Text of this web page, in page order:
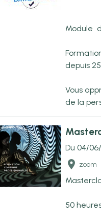
Module
depuis
Vous
de la
Du 04/
zoom
50